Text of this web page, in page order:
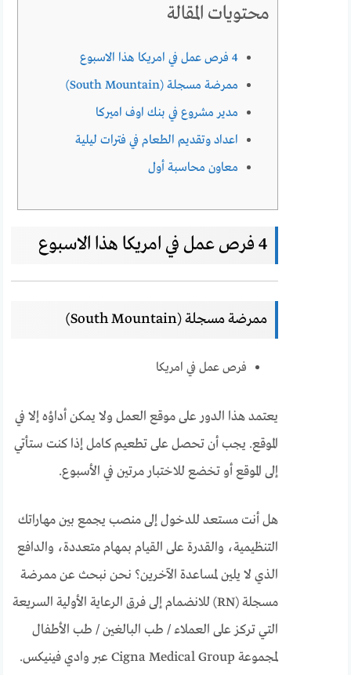
محتويات المقالة
4 فرص عمل في امريكا هذا الاسبوع
ممرضة مسجلة (South Mountain)
مدير مشروع في بنك اوف اميركا
اعداد وتقديم الطعام في فترات ليلية
معاون محاسبة أول
4 فرص عمل في امريكا هذا الاسبوع
ممرضة مسجلة (South Mountain)
فرص عمل في امريكا
يعتمد هذا الدور على موقع العمل ولا يمكن أداؤه إلا في
الموقع. يجب أن تحصل على تطعيم كامل إذا كنت ستأتي
إلى الموقع أو تخضع للاختبار مرتين في الأسبوع.
هل أنت مستعد للدخول إلى منصب يجمع بين مهاراتك
التنظيمية، والقدرة على القيام بمهام متعددة، والدافع
الذي لا يلين لمساعدة الآخرين؟ نحن نبحث عن ممرضة
مسجلة (RN) للانضمام إلى فرق الرعاية الأولية السريعة
التي تركز على العملاء / طب البالغين / طب الأطفال
لمجموعة Cigna Medical Group عبر وادي فينيكس.